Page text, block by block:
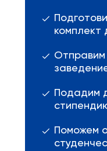
комплект
Отправим
Подадим
Поможем